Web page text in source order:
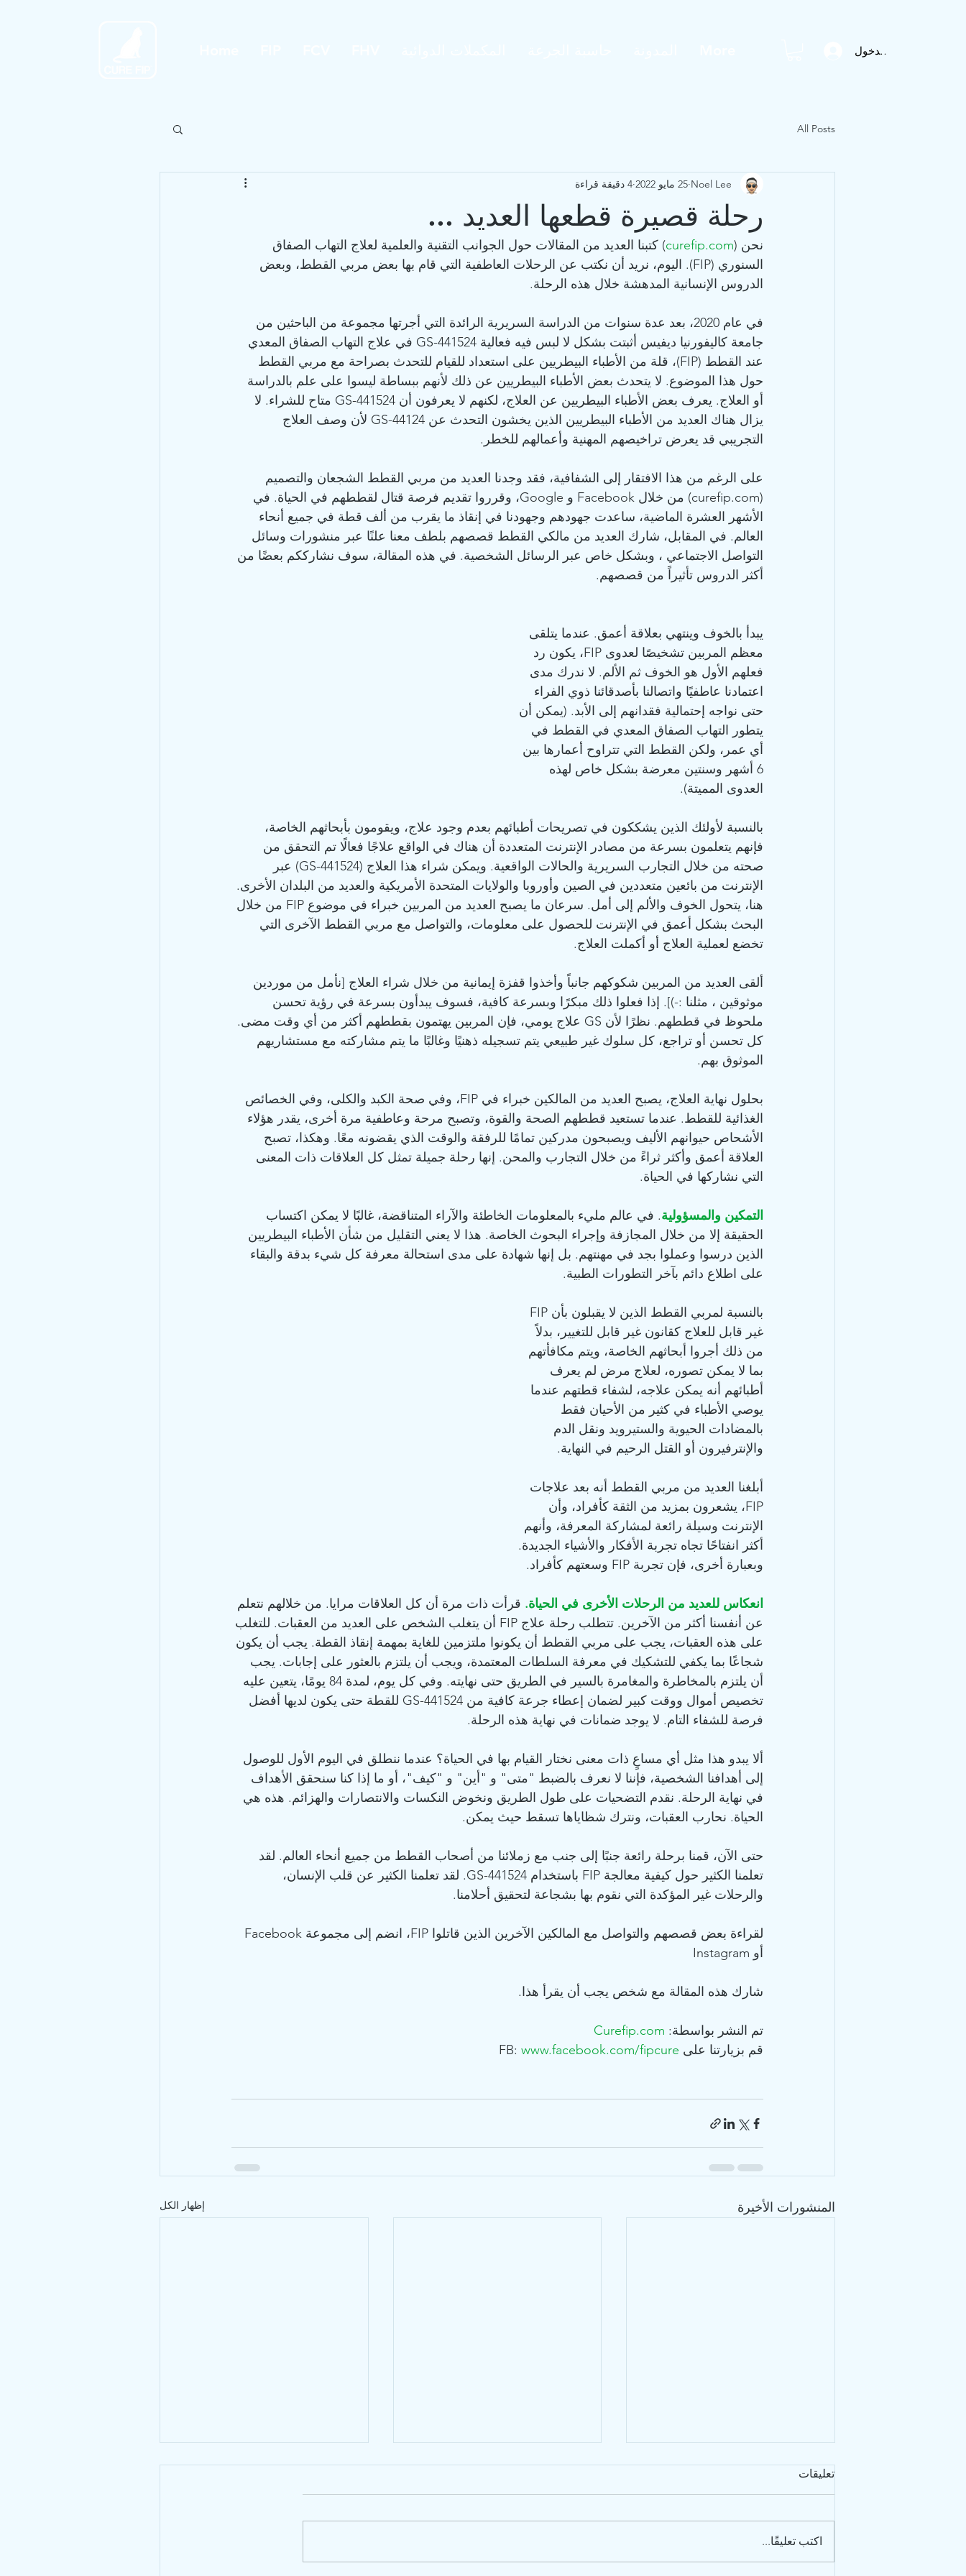
تسجيل الدخول
All Posts
رحلة قصيرة قطعها العديد ...
Noel Lee 25 مايو 2022 4 دقيقة قراءة
نحن (curefip.com) كتبنا العديد من المقالات حول الجوانب التقنية والعلمية لعلاج التهاب الصفاق
السنوري (FIP). اليوم، نريد أن نكتب عن الرحلات العاطفية التي قام بها بعض مربي القطط، وبعض
الدروس الإنسانية المدهشة خلال هذه الرحلة.
في عام 2020، بعد عدة سنوات من الدراسة السريرية الرائدة التي أجرتها مجموعة من الباحثين من
جامعة كاليفورنيا ديفيس أثبتت بشكل لا لبس فيه فعالية GS-441524 في علاج التهاب الصفاق المعدي
عند القطط (FIP)، قلة من الأطباء البيطريين على استعداد للقيام للتحدث بصراحة مع مربي القطط
حول هذا الموضوع. لا يتحدث بعض الأطباء البيطريين عن ذلك لأنهم ببساطة ليسوا على علم بالدراسة
أو العلاج. يعرف بعض الأطباء البيطريين عن العلاج، لكنهم لا يعرفون أن GS-441524 متاح للشراء. لا
يزال هناك العديد من الأطباء البيطريين الذين يخشون التحدث عن GS-44124 لأن وصف العلاج
التجريبي قد يعرض تراخيصهم المهنية وأعمالهم للخطر.
على الرغم من هذا الافتقار إلى الشفافية، فقد وجدنا العديد من مربي القطط الشجعان والتصميم
(curefip.com) من خلال Facebook و Google، وقرروا تقديم فرصة قتال لقططهم في الحياة. في
الأشهر العشرة الماضية، ساعدت جهودهم وجهودنا في إنقاذ ما يقرب من ألف قطة في جميع أنحاء
العالم. في المقابل، شارك العديد من مالكي القطط قصصهم بلطف معنا علنًا عبر منشورات وسائل
التواصل الاجتماعي ، وبشكل خاص عبر الرسائل الشخصية. في هذه المقالة، سوف نشارككم بعضًا من
أكثر الدروس تأثيراً من قصصهم.
يبدأ بالخوف وينتهي بعلاقة أعمق. عندما يتلقى
معظم المربين تشخيصًا لعدوى FIP، يكون رد
فعلهم الأول هو الخوف ثم الألم. لا ندرك مدى
اعتمادنا عاطفيًا واتصالنا بأصدقائنا ذوي الفراء
حتى نواجه إحتمالية فقدانهم إلى الأبد. (يمكن أن
يتطور التهاب الصفاق المعدي في القطط في
أي عمر، ولكن القطط التي تتراوح أعمارها بين
6 أشهر وسنتين معرضة بشكل خاص لهذه
العدوى المميتة).
بالنسبة لأولئك الذين يشككون في تصريحات أطبائهم بعدم وجود علاج، ويقومون بأبحاثهم الخاصة،
فإنهم يتعلمون بسرعة من مصادر الإنترنت المتعددة أن هناك في الواقع علاجًا فعالًا تم التحقق من
صحته من خلال التجارب السريرية والحالات الواقعية. ويمكن شراء هذا العلاج (GS-441524) عبر
الإنترنت من بائعين متعددين في الصين وأوروبا والولايات المتحدة الأمريكية والعديد من البلدان الأخرى.
هنا، يتحول الخوف والألم إلى أمل. سرعان ما يصبح العديد من المربين خبراء في موضوع FIP من خلال
البحث بشكل أعمق في الإنترنت للحصول على معلومات، والتواصل مع مربي القطط الآخرى التي
تخضع لعملية العلاج أو أكملت العلاج.
ألقى العديد من المربين شكوكهم جانباً وأخذوا قفزة إيمانية من خلال شراء العلاج [نأمل من موردين
موثوقين ، مثلنا :-)]. إذا فعلوا ذلك مبكرًا وبسرعة كافية، فسوف يبدأون بسرعة في رؤية تحسن
ملحوظ في قططهم. نظرًا لأن GS علاج يومي، فإن المربين يهتمون بقططهم أكثر من أي وقت مضى.
كل تحسن أو تراجع، كل سلوك غير طبيعي يتم تسجيله ذهنيًا وغالبًا ما يتم مشاركته مع مستشاريهم
الموثوق بهم.
بحلول نهاية العلاج، يصبح العديد من المالكين خبراء في FIP، وفي صحة الكبد والكلى، وفي الخصائص
الغذائية للقطط. عندما تستعيد قططهم الصحة والقوة، وتصبح مرحة وعاطفية مرة أخرى، يقدر هؤلاء
الأشحاص حيوانهم الأليف ويصبحون مدركين تمامًا للرفقة والوقت الذي يقضونه معًا. وهكذا، تصبح
العلاقة أعمق وأكثر ثراءً من خلال التجارب والمحن. إنها رحلة جميلة تمثل كل العلاقات ذات المعنى
التي نشاركها في الحياة.
التمكين والمسؤولية. في عالم مليء بالمعلومات الخاطئة والآراء المتناقضة، غالبًا لا يمكن اكتساب
الحقيقة إلا من خلال المجازفة وإجراء البحوث الخاصة. هذا لا يعني التقليل من شأن الأطباء البيطريين
الذين درسوا وعملوا بجد في مهنتهم. بل إنها شهادة على مدى استحالة معرفة كل شيء بدقة والبقاء
على اطلاع دائم بآخر التطورات الطبية.
غير قابل للعلاج كقانون غير قابل للتغيير، بدلاً
من ذلك أجروا أبحاثهم الخاصة، ويتم مكافأتهم
بما لا يمكن تصوره، لعلاج مرض لم يعرف
أطبائهم أنه يمكن علاجه، لشفاء قطتهم عندما
يوصي الأطباء في كثير من الأحيان فقط
بالمضادات الحيوية والستيرويد ونقل الدم
والإنترفيرون أو القتل الرحيم في النهاية.
أبلغنا العديد من مربي القطط أنه بعد علاجات
FIP، يشعرون بمزيد من الثقة كأفراد، وأن
الإنترنت وسيلة رائعة لمشاركة المعرفة، وأنهم
أكثر انفتاحًا تجاه تجربة الأفكار والأشياء الجديدة.
وبعبارة أخرى، فإن تجربة FIP وسعتهم كأفراد.
انعكاس للعديد من الرحلات الأخرى في الحياة. قرأت ذات مرة أن كل العلاقات مرايا. من خلالهم نتعلم
عن أنفسنا أكثر من الآخرين. تتطلب رحلة علاج FIP أن يتغلب الشخص على العديد من العقبات. للتغلب
على هذه العقبات، يجب على مربي القطط أن يكونوا ملتزمين للغاية بمهمة إنقاذ القطة. يجب أن يكون
شجاعًا بما يكفي للتشكيك في معرفة السلطات المعتمدة، ويجب أن يلتزم بالعثور على إجابات. يجب
أن يلتزم بالمخاطرة والمغامرة بالسير في الطريق حتى نهايته. وفي كل يوم، لمدة 84 يومًا، يتعين عليه
تخصيص أموال ووقت كبير لضمان إعطاء جرعة كافية من GS-441524 للقطة حتى يكون لديها أفضل
فرصة للشفاء التام. لا يوجد ضمانات في نهاية هذه الرحلة.
ألا يبدو هذا مثل أي مساعٍ ذات معنى نختار القيام بها في الحياة؟ عندما ننطلق في اليوم الأول للوصول
إلى أهدافنا الشخصية، فإننا لا نعرف بالضبط "متى" و "أين" و "كيف"، أو ما إذا كنا سنحقق الأهداف
في نهاية الرحلة. نقدم التضحيات على طول الطريق ونخوض النكسات والانتصارات والهزائم. هذه هي
الحياة. نحارب العقبات، ونترك شظاياها تسقط حيث يمكن.
حتى الآن، قمنا برحلة رائعة جنبًا إلى جنب مع زملائنا من أصحاب القطط من جميع أنحاء العالم. لقد
تعلمنا الكثير حول كيفية معالجة FIP باستخدام GS-441524. لقد تعلمنا الكثير عن قلب الإنسان،
والرحلات غير المؤكدة التي نقوم بها بشجاعة لتحقيق أحلامنا.
أو Instagram
شارك هذه المقالة مع شخص يجب أن يقرأ هذا.
تم النشر بواسطة: Curefip.com
قم بزيارتنا على FB: www.facebook.com/fipcure
المنشورات الأخيرة إظهار الكل
تعليقات
اكتب تعليقًا...